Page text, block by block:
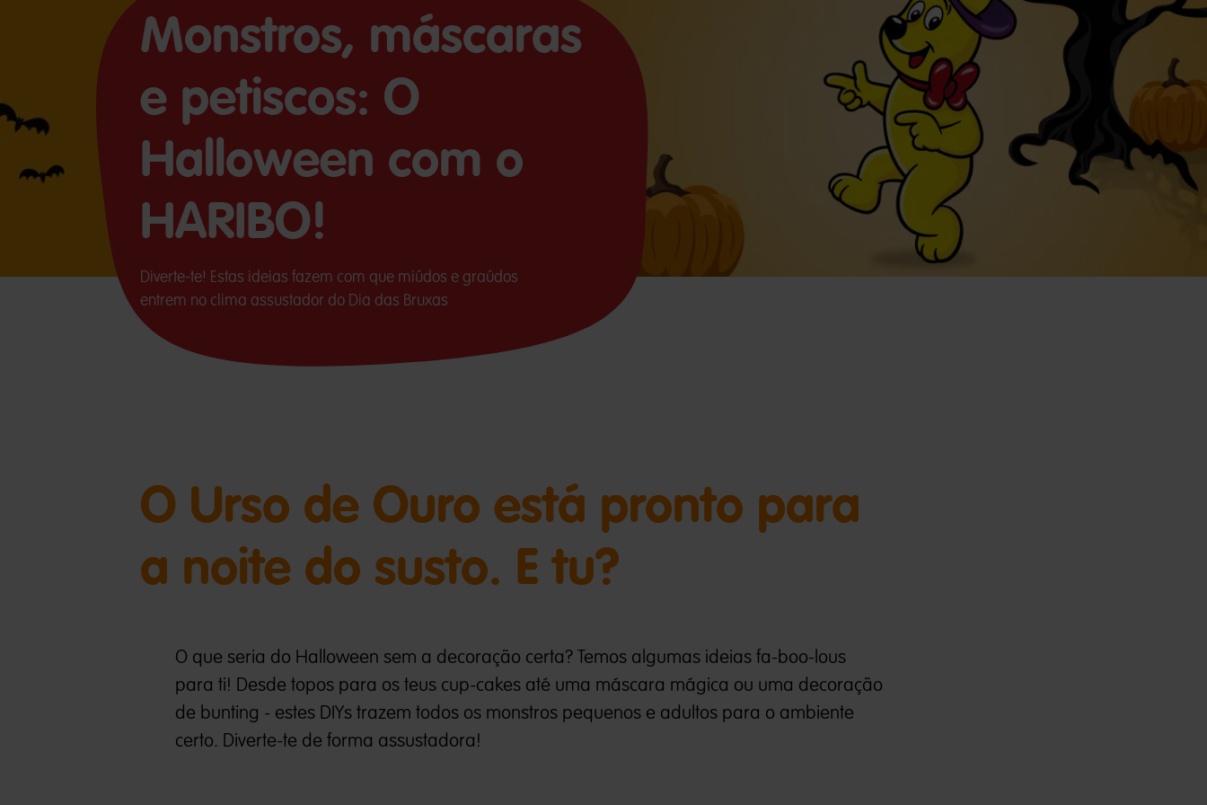
Monstros, máscaras
e petiscos: O
Halloween com o
HARIBO!
Diverte-te! Estas ideias fazem com que miúdos e graúdos
entrem no clima assustador do Dia das Bruxas
O Urso de Ouro está pronto para
a noite do susto. E tu?
O que seria do Halloween sem a decoração certa? Temos algumas ideias fa-boo-lous
para ti! Desde topos para os teus cup-cakes até uma máscara mágica ou uma decoração
de bunting - estes DIYs trazem todos os monstros pequenos e adultos para o ambiente
certo. Diverte-te de forma assustadora!